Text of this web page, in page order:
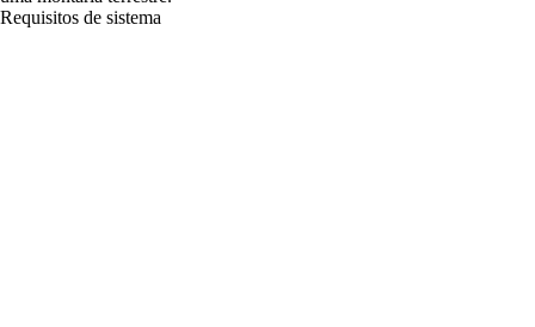
Requisitos de sistema